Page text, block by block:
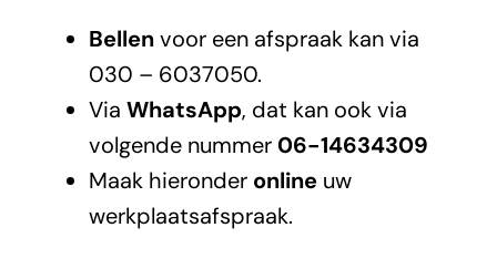
Bellenvoor een afspraak kan via
030 – 6037050.
Via WhatsApp, dat kan ook via
volgende nummer 06-14634309
Maak hieronder online uw
werkplaatsafspraak.